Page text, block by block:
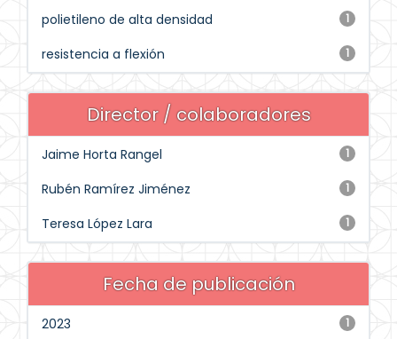
1
polietileno de alta densidad
1
resistencia a flexión
Director / colaboradores
1
Jaime Horta Rangel
1
Rubén Ramírez Jiménez
1
Teresa López Lara
Fecha de publicación
1
2023